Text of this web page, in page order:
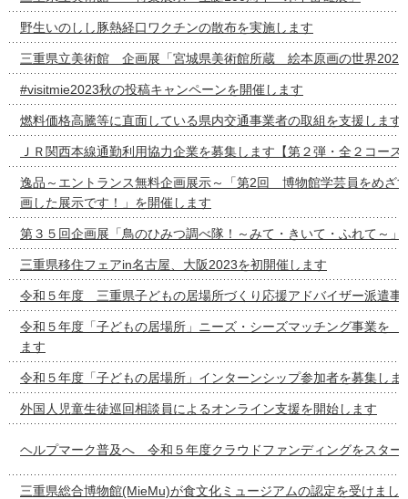
野生いのしし豚熱経口ワクチンの散布を実施します
三重県立美術館 企画展「宮城県美術館所蔵 絵本原画の世界
#visitmie2023秋の投稿キャンペーンを開催します
燃料価格高騰等に直面している県内交通事業者の取組を支援します
ＪＲ関西本線通勤利用協力企業を募集します【第２弾・全２コース
逸品～エントランス無料企画展示～「第2回 博物館学芸員をめざ
画した展示です！」を開催します
第３５回企画展「鳥のひみつ調べ隊！～みて・きいて・ふれて～」
三重県移住フェアin名古屋、大阪2023を初開催します
令和５年度 三重県子どもの居場所づくり応援アドバイザー派遣事
令和５年度「子どもの居場所」ニーズ・シーズマッチング
ます
令和５年度「子どもの居場所」インターンシップ参加者を募集しま
外国人児童生徒巡回相談員によるオンライン支援を開始します
ヘルプマーク普及へ 令和５年度クラウドファンディングをスター
三重県総合博物館(MieMu)が食文化ミュージアムの認定を受けまし